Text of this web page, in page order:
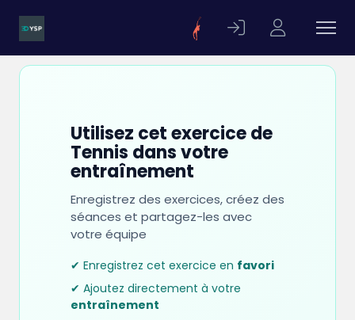
Utilisez cet exercice de
Tennis dans votre
entraînement
Enregistrez des exercices, créez des
séances et partagez-les avec
votre équipe
✔ Enregistrez cet exercice en favori
✔ Ajoutez directement à votre
entraînement